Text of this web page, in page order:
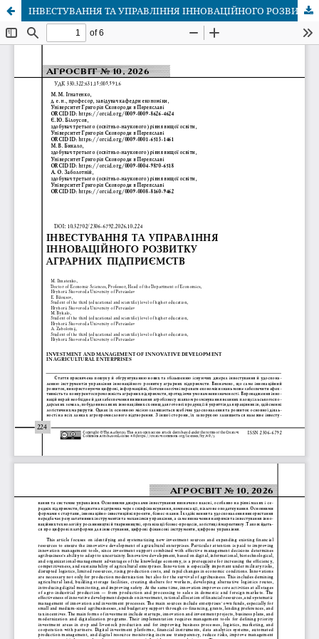
ІНВЕСТУВАННЯ ТА УПРАВЛІННЯ ІННОВАЦІЙНОГО РОЗВИТКУ АГРАРНИХ ПІДПРИЄМСТВ